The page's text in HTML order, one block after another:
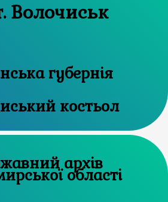
Волочиськ
губернія
костьол
архів
області